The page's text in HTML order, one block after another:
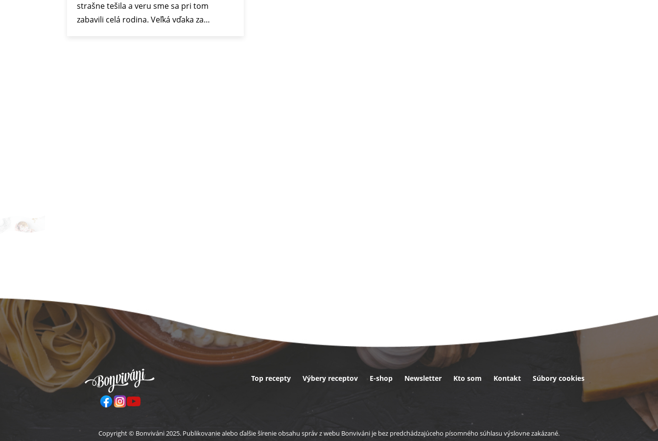
strašne tešila a veru sme sa pri tom
zabavili celá rodina. Veľká vďaka za…
Päta
Top recepty Výbery receptov E-shop Newsletter Kto som Kontakt Súbory cookies
Copyright © Bonviváni 2025. Publikovanie alebo ďalšie šírenie obsahu správ z webu Bonviváni je bez predchádzajúceho písomného súhlasu výslovne zakázané.